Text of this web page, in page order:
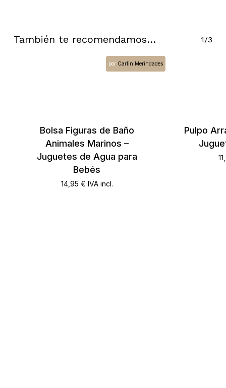
No hay productos en el carrito.
También te recomendamos… 1/3
Bolsa Figuras de Baño
Animales Marinos –
Juguetes de Agua para
Bebés
14,95 € IVA incl.
por Carlin Merindades
Pulpo